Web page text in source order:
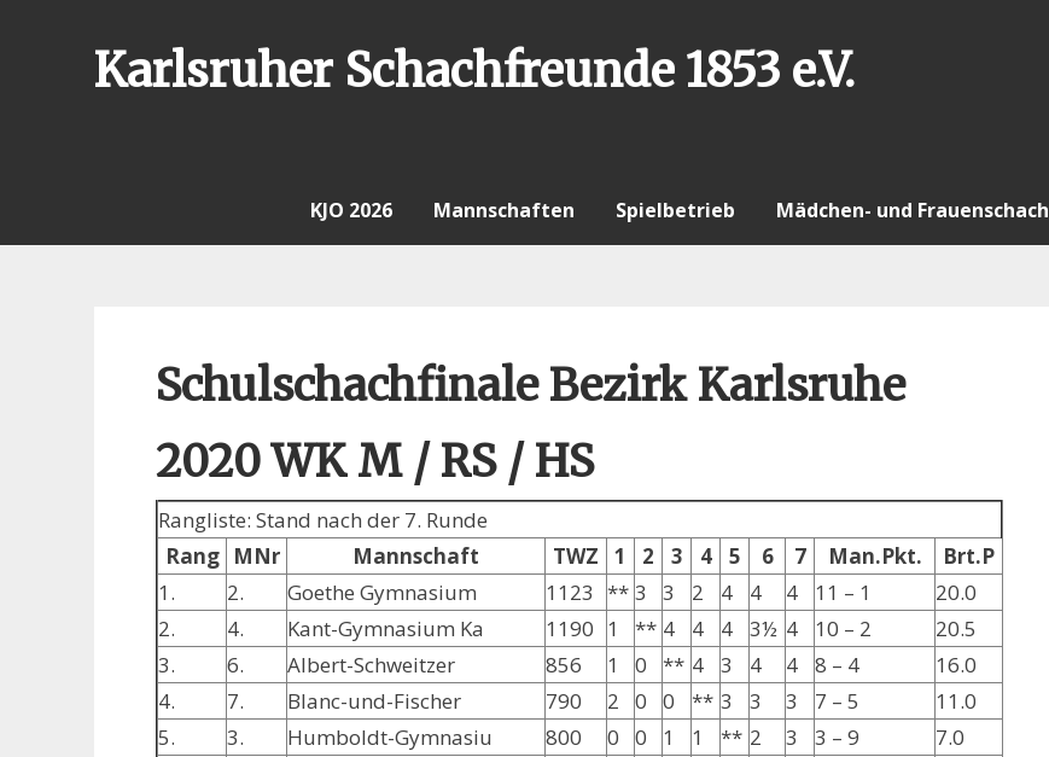
Karlsruher Schachfreunde 1853 e.V.
KJO 2026 Mannschaften Spielbetrieb Mädchen- und Frauenschach
Schulschachfinale Bezirk Karlsruhe
2020 WK M / RS / HS
Rangliste: Stand nach der 7. Runde
Rang MNr Mannschaft TWZ 1 2 3 4 5 6 7 Man.Pkt.
Brt.P
1.
2. Goethe Gymnasium 1123 ** 3 3 2 4 4 4 11 – 1
20.0
2.
4. Kant-Gymnasium Ka 1190 1 ** 4 4 4 3½ 4 10 – 2
20.5
3.
6. Albert-Schweitzer 856 1 0 ** 4 3 4 4 8 – 4
16.0
4.
7. Blanc-und-Fischer 790 2 0 0 ** 3 3 3 7 – 5
11.0
5.
3. Humboldt-Gymnasiu 800 0 0 1 1 ** 2 3 3 – 9
7.0